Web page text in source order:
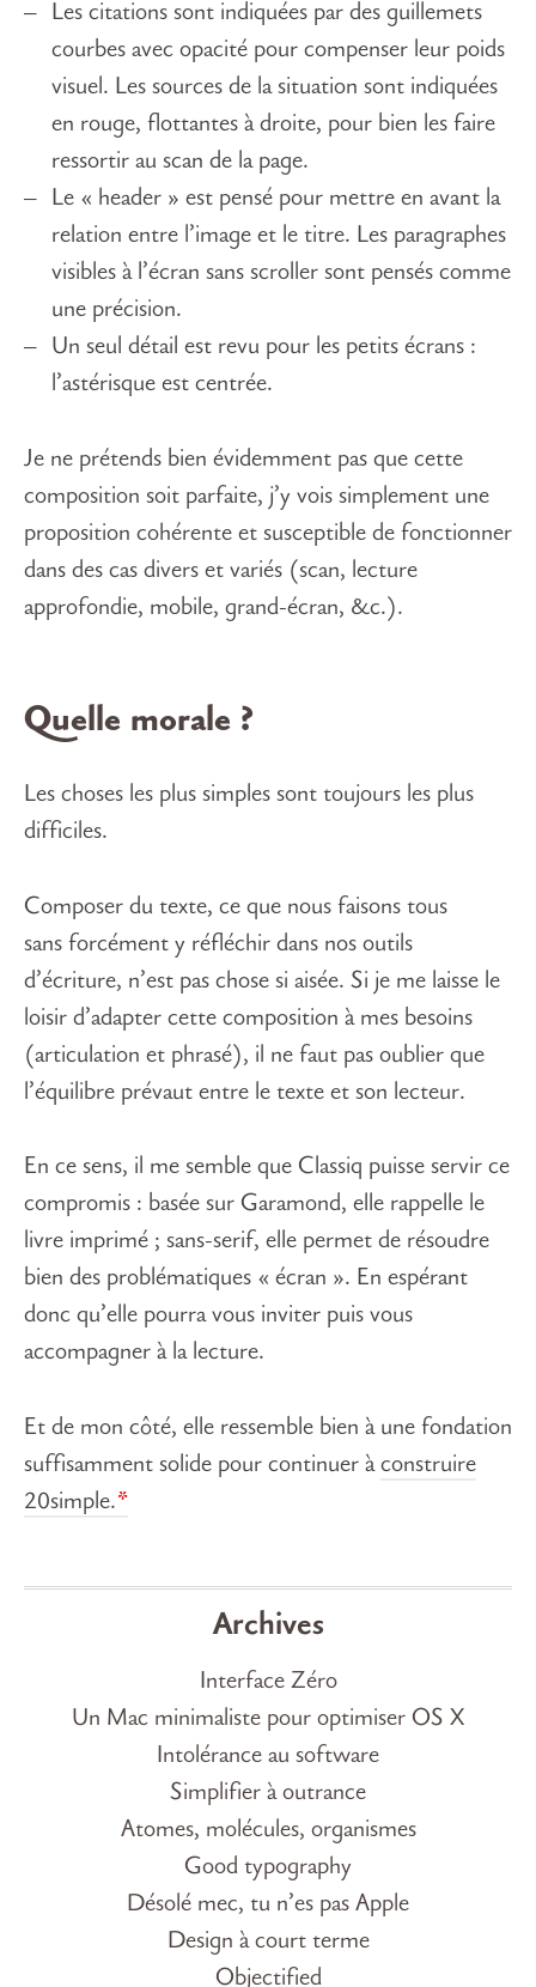
Les citations sont indiquées par des guillemets
courbes avec opacité pour compenser leur poids
visuel. Les sources de la situation sont indiquées
en rouge, flottantes à droite, pour bien les faire
ressortir au scan de la page.
Le « header » est pensé pour mettre en avant la
relation entre l’image et le titre. Les paragraphes
visibles à l’écran sans scroller sont pensés comme
une précision.
Un seul détail est revu pour les petits écrans :
l’astérisque est centrée.
Je ne prétends bien évidemment pas que cette
composition soit parfaite, j’y vois simplement une
proposition cohérente et susceptible de fonctionner
dans des cas divers et variés (scan, lecture
approfondie, mobile, grand-écran, &c.).
Quelle morale ?
Les choses les plus simples sont toujours les plus
difficiles.
Composer du texte, ce que nous faisons tous
sans forcément y réfléchir dans nos outils
d’écriture, n’est pas chose si aisée. Si je me laisse le
loisir d’adapter cette composition à mes besoins
(articulation et phrasé), il ne faut pas oublier que
l’équilibre prévaut entre le texte et son lecteur.
En ce sens, il me semble que Classiq puisse servir ce
compromis : basée sur Garamond, elle rappelle le
livre imprimé ; sans-serif, elle permet de résoudre
bien des problématiques « écran ». En espérant
donc qu’elle pourra vous inviter puis vous
accompagner à la lecture.
Et de mon côté, elle ressemble bien à une fondation
suffisamment solide pour continuer àconstruire
20simple.
Archives
Interface Zéro
Un Mac minimaliste pour optimiser OS X
Intolérance au software
Simplifier à outrance
Atomes, molécules, organismes
Good typography
Désolé mec, tu n’es pas Apple
Design à court terme
Objectified